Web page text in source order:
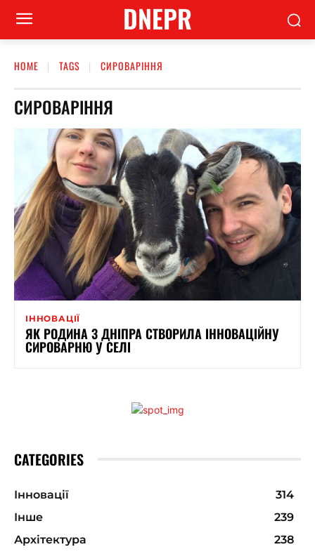
DNEPR
HOME TAGS СИРОВАРІННЯ
СИРОВАРІННЯ
ІННОВАЦІЇ
ЯК РОДИНА З ДНІПРА СТВОРИЛА ІННОВАЦІЙНУ
СИРОВАРНЮ У СЕЛІ
CATEGORIES
Інновації
314
Інше
239
Архітектура
238